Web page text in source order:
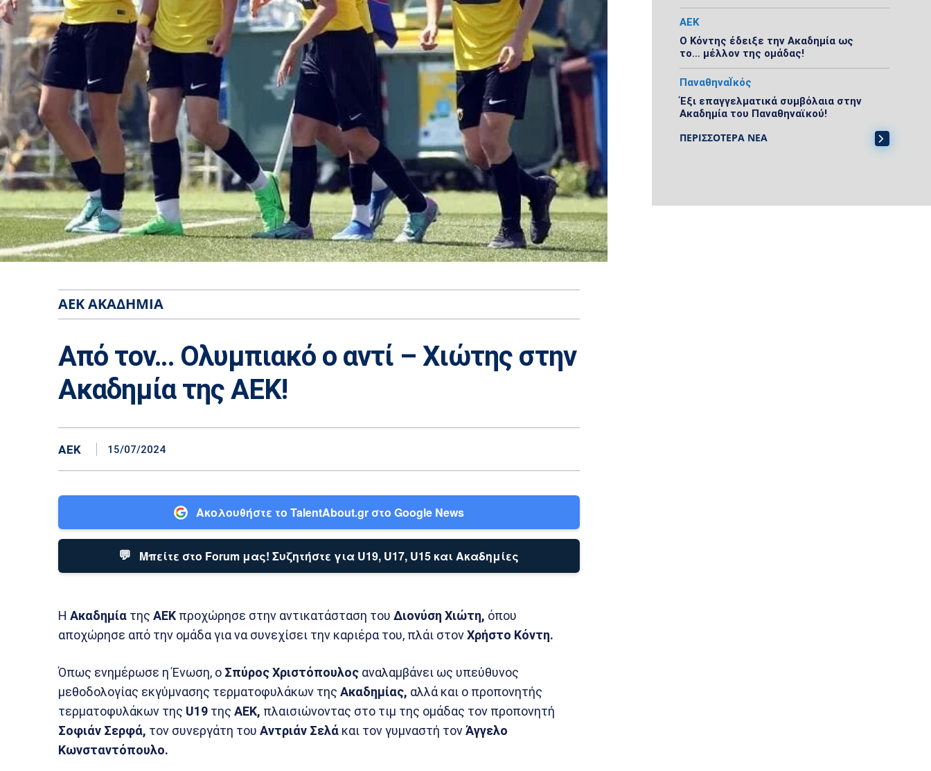
ΑΕΚ ΑΚΑΔΗΜΊΑ
Από τον… Ολυμπιακό ο αντί – Χιώτης στην
Ακαδημία της ΑΕΚ!
ΑΕΚ 15/07/2024
Ακολουθήστε το TalentAbout.gr στο Google News
💬 Μπείτε στο Forum μας! Συζητήστε για U19, U17, U15 και Ακαδημίες
Η Ακαδημία της ΑΕΚ προχώρησε στην αντικατάσταση του Διονύση Χιώτη, όπου
αποχώρησε από την ομάδα για να συνεχίσει την καριέρα του, πλάι στονΧρήστο Κόντη.
Όπως ενημέρωσε η Ένωση, ο Σπύρος Χριστόπουλος αναλαμβάνει ως υπεύθυνος
μεθοδολογίας εκγύμνασης τερματοφυλάκων της Ακαδημίας, αλλά και ο προπονητής
τερματοφυλάκων της U19 της ΑΕΚ, πλαισιώνοντας στο τιμ της ομάδας τον προπονητή
Σοφιάν Σερφά, τον συνεργάτη του Αντριάν Σελά και τον γυμναστή τονΆγγελο
Κωνσταντόπουλο.
ΑΕΚ
Ο Κόντης έδειξε την Ακαδημία ως
το… μέλλον της ομάδας!
ΠαναθηναΪκός
Έξι επαγγελματικά συμβόλαια στην
Ακαδημία του Παναθηναϊκού!
ΠΕΡΙΣΣΟΤΕΡΑ ΝΕΑ